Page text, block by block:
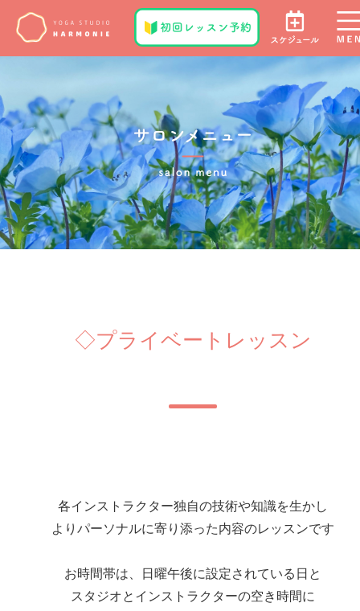
◇プライベートレッスン
各インストラクター独自の技術や知識を生かし
よりパーソナルに寄り添った内容のレッスンです
お時間帯は、日曜午後に設定されている日と
スタジオとインストラクターの空き時間に